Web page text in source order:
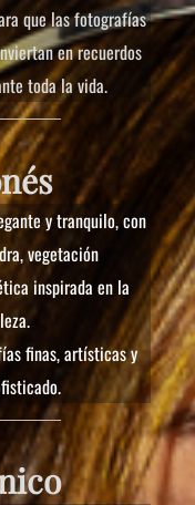
que las fotografías
en recuerdos
toda la vida.
y tranquilo, con
vegetación
inspirada en la
finas, artísticas y